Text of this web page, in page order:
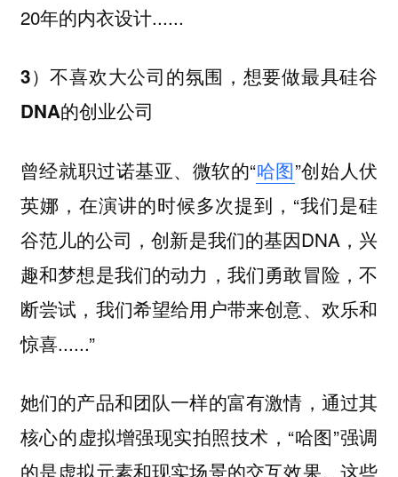
20年的内衣设计......
3）不喜欢大公司的氛围，想要做最具硅谷
DNA的创业公司
曾经就职过诺基亚、微软的“哈图”创始人伏
英娜，在演讲的时候多次提到，“我们是硅
谷范儿的公司，创新是我们的基因DNA，兴
趣和梦想是我们的动力，我们勇敢冒险，不
断尝试，我们希望给用户带来创意、欢乐和
惊喜......”
她们的产品和团队一样的富有激情，通过其
核心的虚拟增强现实拍照技术，“哈图”强调
的是虚拟元素和现实场景的交互效果。这些